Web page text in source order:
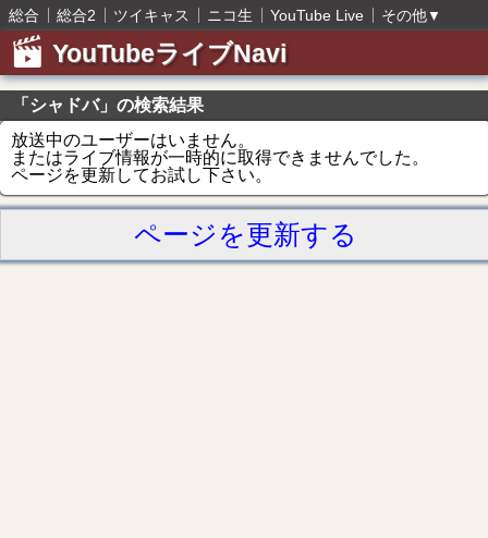
総合 総合2 ツイキャス ニコ生 YouTube Live その他▼
YouTubeライブNavi
「シャドバ」の検索結果
放送中のユーザーはいません。
またはライブ情報が一時的に取得できませんでした。
ページを更新してお試し下さい。
ページを更新する